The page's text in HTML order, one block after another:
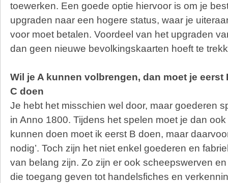
toewerken. Een goede optie hiervoor is om je
upgraden naar een hogere status, waar je
voor moet betalen. Voordeel van het upgraden
dan geen nieuwe bevolkingskaarten hoeft te
Wil je A kunnen volbrengen, dan moet je
C doen
Je hebt het misschien wel door, maar goederen
in Anno 1800. Tijdens het spelen moet je dan ook
kunnen doen moet ik eerst B doen, maar
nodig’. Toch zijn het niet enkel goederen en
van belang zijn. Zo zijn er ook scheepswerven
die toegang geven tot handelsfiches en